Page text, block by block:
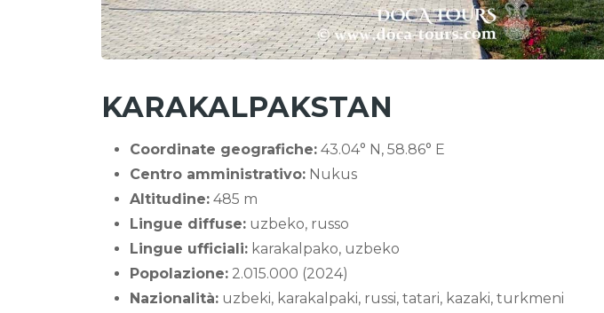
KARAKALPAKSTAN
Coordinate geografiche: 43.04° N, 58.86° E
Centro amministrativo: Nukus
Altitudine: 485 m
Lingue diffuse: uzbeko, russo
Lingue ufficiali: karakalpako, uzbeko
Popolazione: 2.015.000 (2024)
Nazionalità: uzbeki, karakalpaki, russi, tatari, kazaki, turkmeni